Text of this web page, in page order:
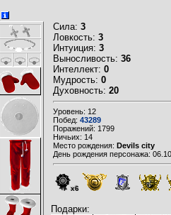
Сила: 3
Ловкость: 3
Интуиция: 3
Выносливость: 36
Интеллект: 0
Мудрость: 0
Духовность: 20
Уровень: 12
Побед: 43289
Поражений: 1799
Ничьих: 14
Место рождения: Devils city
День рождения персонажа:
x6
Подарки: